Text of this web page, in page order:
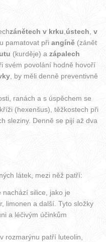
zánětech v krku ústech ,v
pamatovat přiangíně (zánět
(kurděje) azápalech
svém povolání hodně hovoří
, by měli denně preventivně
ranách a s úspěchem se
(hexenšus), těžkostech při
sleziny. Denně se pijí až dva
látek, mezi něž patří:
nachází silice, jako je
limonen a další. Tyto složky
a léčivým účinkům
rozmarýnu patří luteolin,